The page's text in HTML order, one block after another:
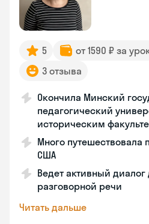
5 от 1590 ₽ за
3 отзыва
Окончила Минский
педагогический
историческим
Много путешествовала
США
Ведет активный диалог
разговорной речи
Читать дальше